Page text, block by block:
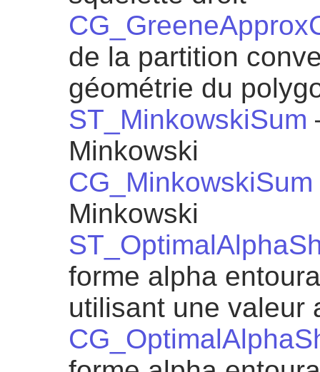
de la partition
géométrie du
ST_MinkowskiSum
Minkowski
CG_MinkowskiSum
Minkowski
forme alpha
utilisant une valeur